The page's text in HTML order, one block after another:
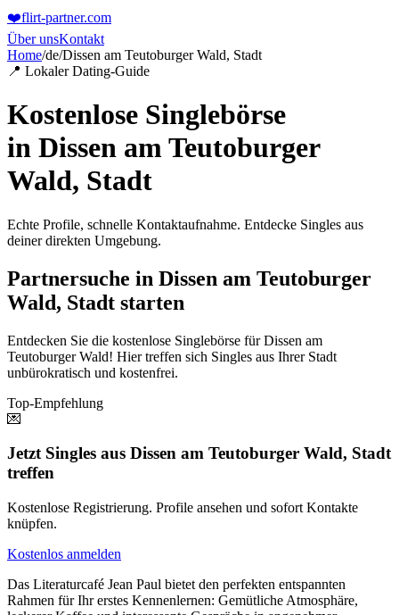
❤️flirt-partner.com
Über unsKontakt
Home/de/Dissen am Teutoburger Wald, Stadt
📍 Lokaler Dating-Guide
Kostenlose Singlebörse
in Dissen am Teutoburger
Wald, Stadt
Echte Profile, schnelle Kontaktaufnahme. Entdecke Singles aus
deiner direkten Umgebung.
Partnersuche in Dissen am Teutoburger
Wald, Stadt starten
Entdecken Sie die kostenlose Singlebörse für Dissen am
Teutoburger Wald! Hier treffen sich Singles aus Ihrer Stadt
unbürokratisch und kostenfrei.
Top-Empfehlung
💌
Jetzt Singles aus Dissen am Teutoburger Wald, Stadt
treffen
Kostenlose Registrierung. Profile ansehen und sofort Kontakte
knüpfen.
Kostenlos anmelden
Das Literaturcafé Jean Paul bietet den perfekten entspannten
Rahmen für Ihr erstes Kennenlernen: Gemütliche Atmosphäre,